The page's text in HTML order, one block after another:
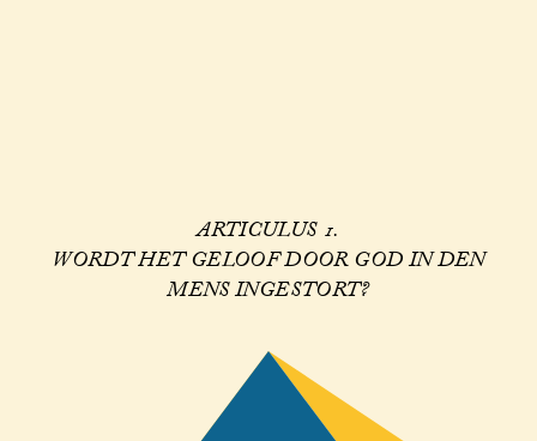
ARTICULUS 1.
WORDT HET GELOOF DOOR GOD IN DEN
MENS INGESTORT?